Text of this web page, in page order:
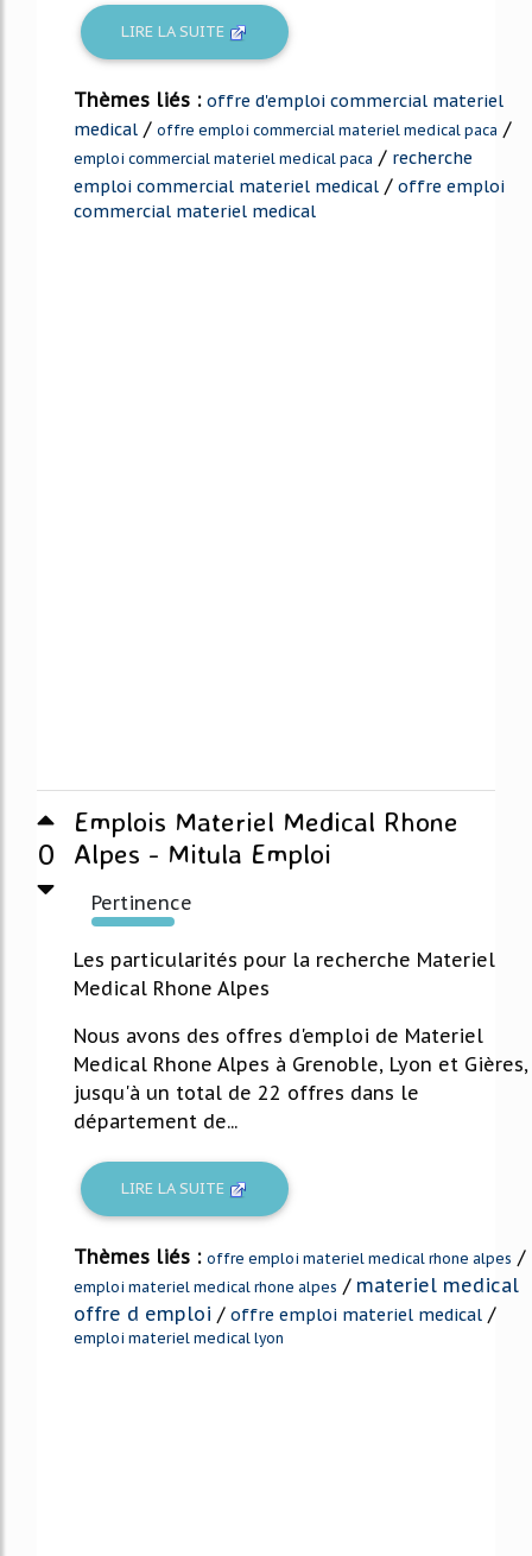
LIRE LA SUITE
Thèmes liés : offre d'emploi commercial materiel
medical / offre emploi commercial materiel medical paca /
emploi commercial materiel medical paca / recherche
emploi commercial materiel medical / offre emploi
commercial materiel medical
0
Emplois Materiel Medical Rhone
Alpes - Mitula Emploi
Pertinence
592%
Les particularités pour la recherche Materiel
Medical Rhone Alpes
Nous avons des offres d'emploi de Materiel
Medical Rhone Alpes à Grenoble, Lyon et Gières,
jusqu'à un total de 22 offres dans le
département de...
LIRE LA SUITE
Thèmes liés : offre emploi materiel medical rhone alpes /
emploi materiel medical rhone alpes / materiel medical
offre d emploi / offre emploi materiel medical /
emploi materiel medical lyon